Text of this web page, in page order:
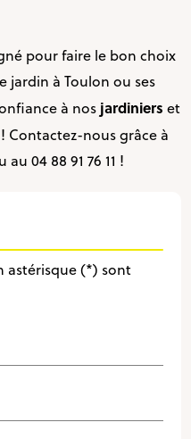
pour faire le bon choix
jardin à Toulon ou ses
à nos jardiniers et
Contactez-nous grâce à
04 88 91 76 11 !
astérisque (*) sont